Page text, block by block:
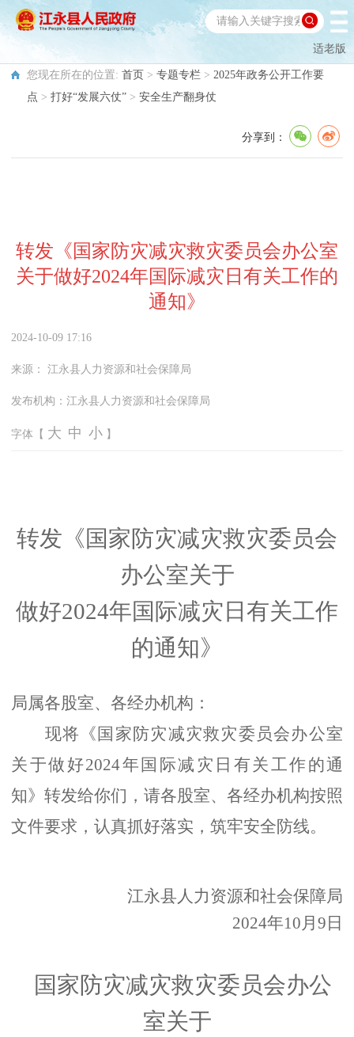
适老版
您现在所在的位置: 首页 > 专题专栏 > 2025年政务公开工作要
点 > 打好“发展六仗” > 安全生产翻身仗
分享到：
转发《国家防灾减灾救灾委员会办公室
关于做好2024年国际减灾日有关工作的
通知》
2024-10-09 17:16
来源： 江永县人力资源和社会保障局
发布机构： 江永县人力资源和社会保障局
字体【 大 中 小 】
转发《国家防灾减灾救灾委员会
办公室关于
做好2024年国际减灾日有关工作
的通知》
局属各股室、各经办机构：
现将《 国家防灾减灾救灾委员会办公室
关于做好2024年国际减灾日有关工作的通
知》转发给你们，请各股室、各经办机构按照
文件要求，认真抓好落实，筑牢安全防线。
江永县人力资源和社会保障局
2024年10月9日
国家防灾减灾救灾委员会办公
室关于